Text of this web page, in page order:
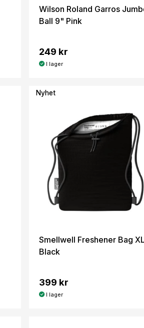
Wilson Roland Garros
Ball 9" Pink
249 kr
I lager
Nyhet
Smellwell Freshener Bag XL
Black
399 kr
I lager